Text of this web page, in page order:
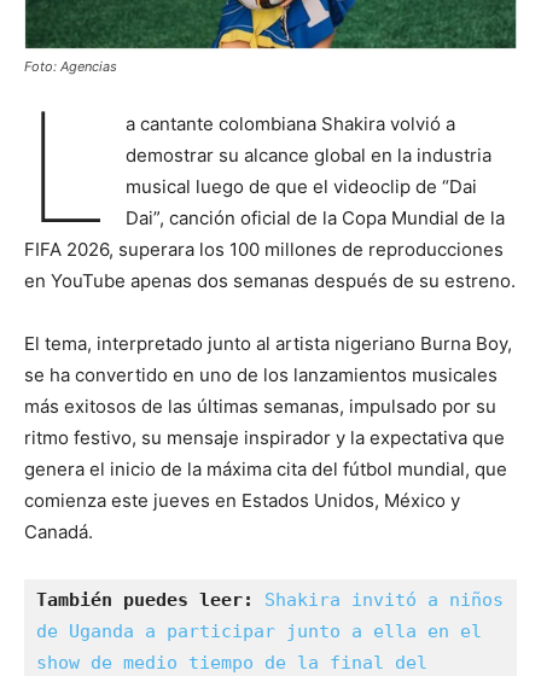
Foto: Agencias
L
a cantante colombiana Shakira volvió a
demostrar su alcance global en la industria
musical luego de que el videoclip de “Dai
Dai”, canción oficial de la Copa Mundial de la
FIFA 2026, superara los 100 millones de reproducciones
en YouTube apenas dos semanas después de su estreno.
El tema, interpretado junto al artista nigeriano Burna Boy,
se ha convertido en uno de los lanzamientos musicales
más exitosos de las últimas semanas, impulsado por su
ritmo festivo, su mensaje inspirador y la expectativa que
genera el inicio de la máxima cita del fútbol mundial, que
comienza este jueves en Estados Unidos, México y
Canadá.
También puedes leer:
Shakira invitó a niños
de Uganda a participar junto a ella en el
show de medio tiempo de la final del